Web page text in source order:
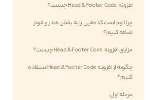
افزونه Head & Footer Code چیست؟
چرا لازم است کدهایی را به بخش هدر و فوتر
اضافه کنیم؟
مزایای افزونه Head & Footer Code چیست؟
چگونه از افزونه Head & Footer Codeاستفاده
کنیم؟
مرحله اول: